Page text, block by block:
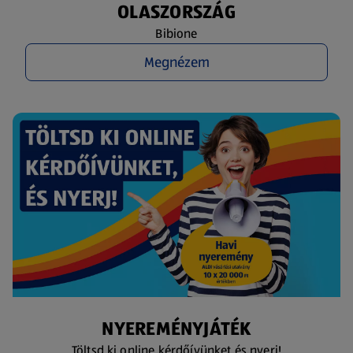
OLASZORSZÁG
Bibione
Megnézem
NYEREMÉNYJÁTÉK